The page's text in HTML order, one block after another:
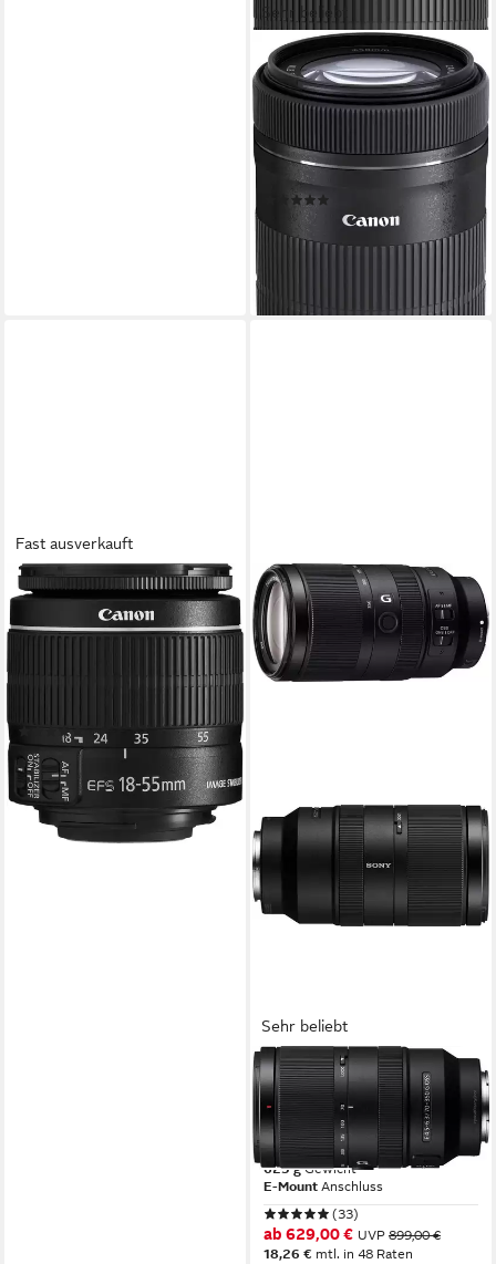
Sehr beliebt
CANON
EF-S 55-250mm f/4-5.6 IS
STM Zoomobjektiv
55 bis 250 mm
f/4-5.6 Lichtstärke
Gewicht
306,45 € UVP349,00 €
15,22 €mtl. in 24 Raten
lieferbar - in 2-3 Werktagen bei dir
Fast ausverkauft
CANON
EF-S 18-55mm f/3.5-5.6 IS II
Zoomobjektiv
Lichtstärke
(4)
ab 195,00 €
17,81 €mtl. in 12 Raten
lieferbar - in 2-3 Werktagen bei dir
Sehr beliebt
SONY
SEL-70350G E-Mount Super-
Telezoom Objektiv
70 bis 350 mm
Brennweite
625 g Gewicht
E-Mount Anschluss
(33)
ab 629,00 € UVP 899,00 €
18,26 € mtl. in 48 Raten